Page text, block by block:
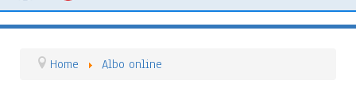
Home Albo online